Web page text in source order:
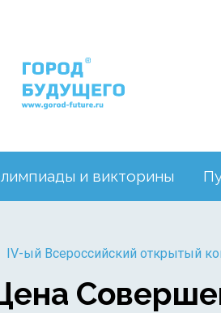
и викторины
IV-ый Всероссийский открытый